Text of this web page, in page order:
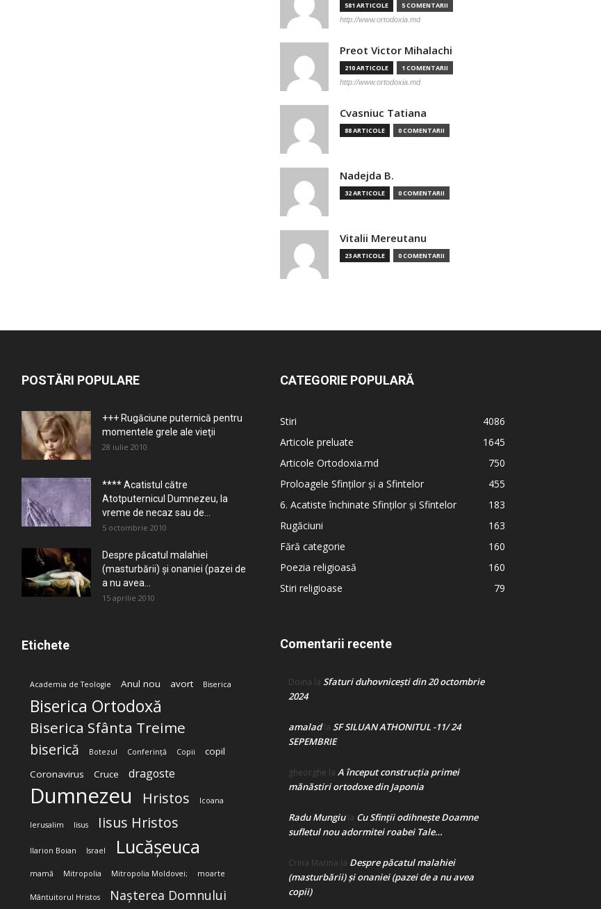
581 ARTICOLE 5 COMENTARII
http://www.ortodoxia.md
Preot Victor Mihalachi
210 ARTICOLE 1 COMENTARII
http://www.ortodoxia.md
Cvasniuc Tatiana
88 ARTICOLE 0 COMENTARII
Nadejda B.
32 ARTICOLE 0 COMENTARII
Vitalii Mereutanu
23 ARTICOLE 0 COMENTARII
POSTĂRI POPULARE
+++ Rugăciune puternică pentru
momentele grele ale vieţii
28 iulie 2010
**** Acatistul către
Atotputernicul Dumnezeu, la
vreme de necaz sau de...
5 octombrie 2010
Despre păcatul malahiei
(masturbării) şi onaniei (pazei de
a nu avea...
15 aprilie 2010
Etichete
Academia de Teologie Anul nou avort Biserica
Biserica Ortodoxă
Biserica Sfânta Treime
biserică Botezul Conferință Copii
copil
Coronavirus
Cruce dragoste
Dumnezeu Hristos Icoana
Ierusalim Iisus Iisus Hristos
Ilarion Boian Israel Lucășeuca
mamă Mitropolia Mitropolia Moldovei; moarte
Mântuitorul Hristos Nașterea Domnului
CATEGORIE POPULARĂ
Stiri
4086
Articole preluate
1645
Articole Ortodoxia.md
750
Proloagele Sfinților și a Sfintelor
455
6. Acatiste închinate Sfinților și Sfintelor
183
Rugăciuni
163
Fără categorie
160
Poezia religioasă
160
Stiri religioase
79
Comentarii recente
Doina la Sfaturi duhovnicești din 20 octombrie
2024
amaladla SF SILUAN ATHONITUL -11/ 24
SEPEMBRIE
gheorghe la A început construcţia primei
mănăstiri ortodoxe din Japonia
Radu Mungiula Cu Sfinții odihnește Doamne
sufletul nou adormitei roabei Tale…
Crina Marina la Despre păcatul malahiei
(masturbării) şi onaniei (pazei de a nu avea
copii)